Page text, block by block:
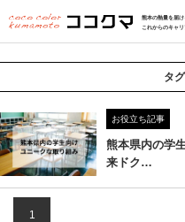
熊本の熱量を届け
これからのキャ
タ
お役立ち記事
熊本県内の学
来ドク…
1